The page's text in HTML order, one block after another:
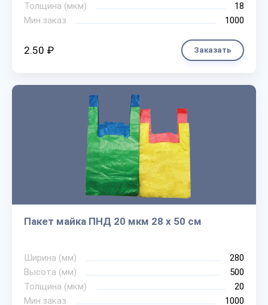
Толщина (мкм)
18
Мин.заказ
1000
2.50 ₽ Заказать
Пакет майка ПНД 20 мкм 28 х 50 см
Ширина (мм)
280
Высота (мм)
500
Толщина (мкм)
20
Мин.заказ
1000